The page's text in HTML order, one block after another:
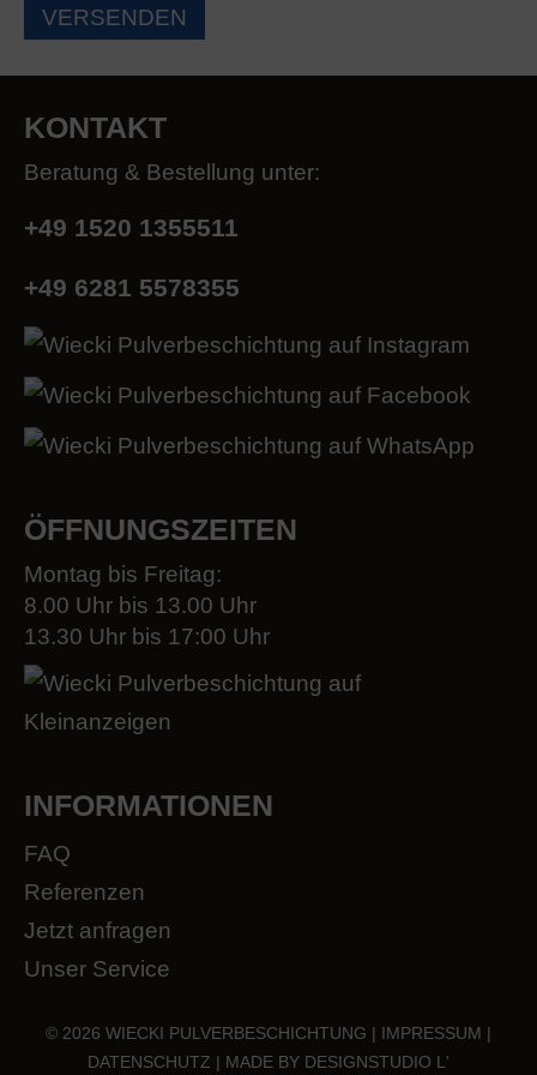
KONTAKT
Beratung & Bestellung unter:
+49 1520 1355511
+49 6281 5578355
ÖFFNUNGSZEITEN
Montag bis Freitag:
8.00 Uhr bis 13.00 Uhr
13.30 Uhr bis 17:00 Uhr
INFORMATIONEN
FAQ
Referenzen
Jetzt anfragen
Unser Service
© 2026 WIECKI PULVERBESCHICHTUNG | IMPRESSUM |
DATENSCHUTZ | MADE BY DESIGNSTUDIO L'